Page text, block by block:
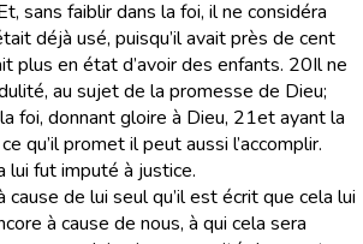
sans faiblir dans la foi, il ne considéra
déjà usé, puisqu’il avait près de cent
plus en état d’avoir des enfants. 20Il ne
au sujet de la promesse de Dieu;
foi, donnant gloire à Dieu, 21et ayant la
qu’il promet il peut aussi l’accomplir.
lui fut imputé à justice.
cause de lui seul qu’il est écrit que cela lui
à cause de nous, à qui cela sera